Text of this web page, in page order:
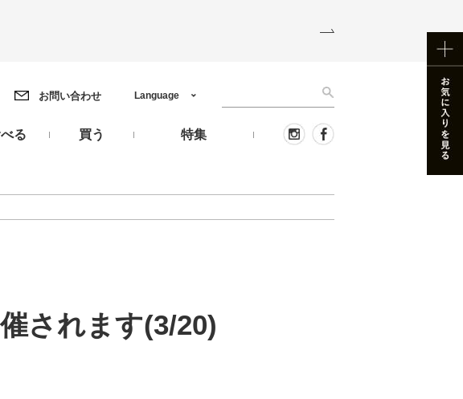
お問い合わせ
る 買う 特集
Language
されます(3/20)